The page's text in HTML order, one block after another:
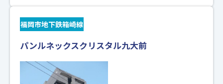
福岡市地下鉄箱崎線
パンルネックスクリスタル九大前